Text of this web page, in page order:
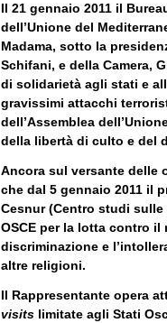
Il 21 gennaio 2011 il
dell’Unione del
Madama, sotto la
Schifani, e della Camera,
di solidarietà agli stati e
gravissimi attacchi
dell’Assemblea
della libertà di culto e del
Ancora sul versante delle
che dal 5 gennaio 2011 il
Cesnur (Centro studi
OSCE per la lotta contro il
discriminazione e
altre religioni.
Il Rappresentante opera
visits limitate agli Stati